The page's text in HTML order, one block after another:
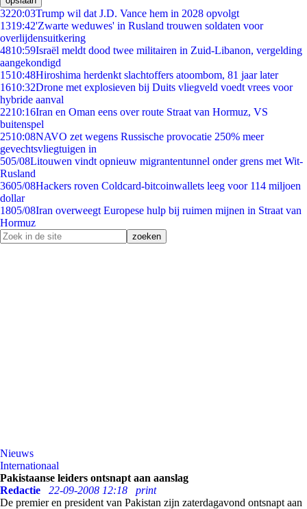
3220:03Trump wil dat J.D. Vance hem in 2028 opvolgt
1319:42'Zwarte weduwes' in Rusland trouwen soldaten voor
overlijdensuitkering
4810:59Israël meldt dood twee militairen in Zuid-Libanon, vergelding
aangekondigd
1510:48Hiroshima herdenkt slachtoffers atoombom, 81 jaar later
1610:32Drone met explosieven bij Duits vliegveld voedt vrees voor
hybride aanval
2210:16Iran en Oman eens over route Straat van Hormuz, VS
buitenspel
2510:08NAVO zet wegens Russische provocatie 250% meer
gevechtsvliegtuigen in
505/08Litouwen vindt opnieuw migrantentunnel onder grens met Wit-
Rusland
3605/08Hackers roven Coldcard-bitcoinwallets leeg voor 114 miljoen
dollar
1805/08Iran overweegt Europese hulp bij ruimen mijnen in Straat van
Hormuz
Nieuws
Internationaal
Pakistaanse leiders ontsnapt aan aanslag
Redactie
22-09-2008 12:18
print
De premier en president van Pakistan zijn zaterdagavond ontsnapt aan